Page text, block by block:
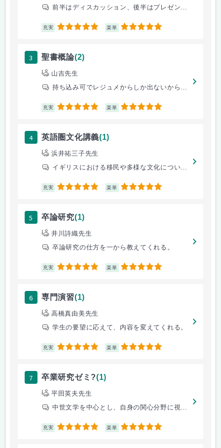
前半はディスカッション、後半はプレゼンテーションを学びました。 ペア
充実 5 楽単 5
3 聖書概論(2)
山吉先生
持ち込み可でレジュメからしか出ないから楽勝
充実 5 楽単 5
4 英語圏文化講義(1)
浜井祐三子先生
イギリスにおける移民や多様な文化について学べます。 私は言語・コミュ
充実 5 楽単 5
5 卒論研究(1)
井川詩織先生
卒論研究の仕方を一から教えてくれる。
充実 5 楽単 5
6 専門演習(1)
高橋真由美先生
学生の要望に応えて、内容を変えてくれる。
充実 5 楽単 5
7 卒業研究ゼミ?(1)
平田英夫先生
中世文学を中心とし、自身の関心分野に視点を当て研究する講義です。
充実 5 楽単 5